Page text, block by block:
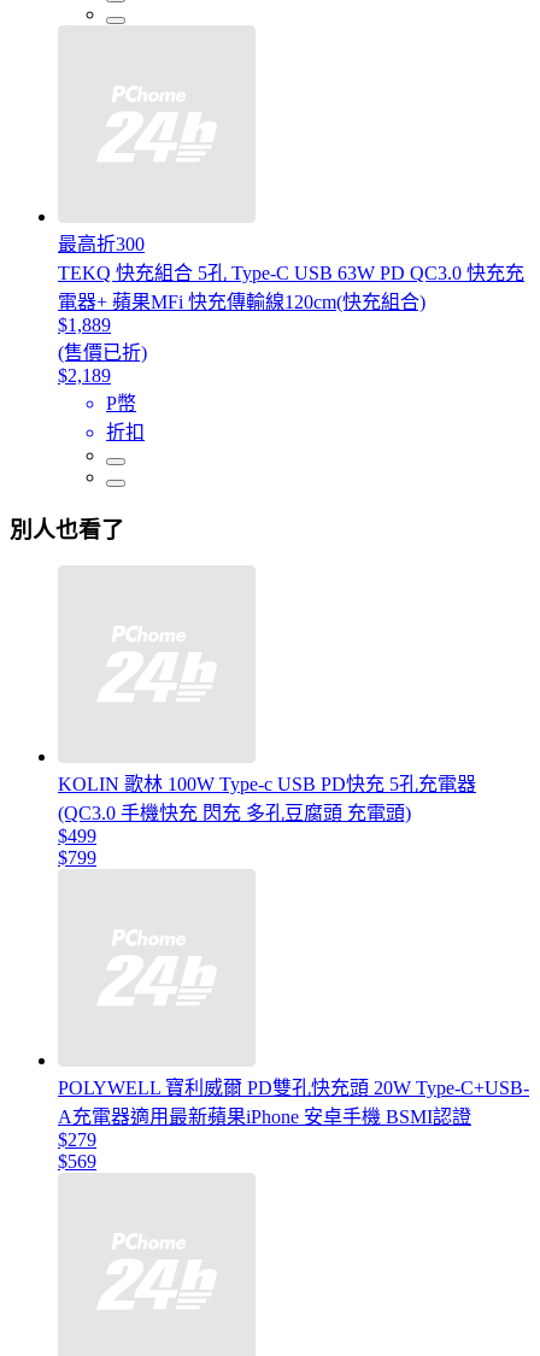
最高折300
TEKQ 快充組合 5孔 Type-C USB 63W PD QC3.0 快充充
電器+ 蘋果MFi 快充傳輸線120cm(快充組合)
$1,889
(售價已折)
$2,189
P幣
折扣
別人也看了
KOLIN 歌林 100W Type-c USB PD快充 5孔充電器
(QC3.0 手機快充 閃充 多孔豆腐頭 充電頭)
$499
$799
POLYWELL 寶利威爾 PD雙孔快充頭 20W Type-C+USB-
A充電器適用最新蘋果iPhone 安卓手機 BSMI認證
$279
$569